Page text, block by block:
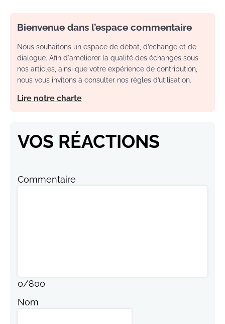
Bienvenue dans l’espace commentaire
Nous souhaitons un espace de débat, d’échange et de
dialogue. Afin d'améliorer la qualité des échanges sous
nos articles, ainsi que votre expérience de contribution,
nous vous invitons à consulter nos règles d’utilisation.
Lire notre charte
VOS RÉACTIONS
Commentaire
0/800
Nom